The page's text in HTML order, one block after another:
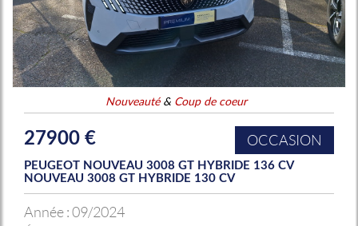
Nouveauté& Coup de coeur
27900 € OCCASION
PEUGEOT NOUVEAU 3008 GT HYBRIDE 136 CV
NOUVEAU 3008 GT HYBRIDE 130 CV
Année :09/2024